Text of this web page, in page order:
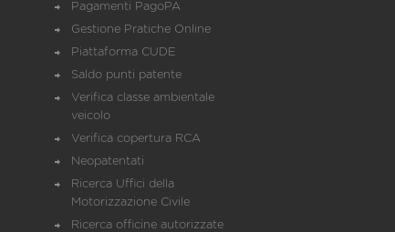
Pagamenti PagoPA
Gestione Pratiche Online
Piattaforma CUDE
Saldo punti patente
Verifica classe ambientale
veicolo
Verifica copertura RCA
Neopatentati
Ricerca Uffici della
Motorizzazione Civile
Ricerca officine autorizzate